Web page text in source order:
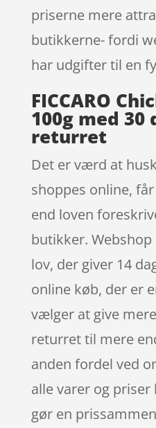
priserne mere
butikkerne- fordi
har udgifter til en
FICCARO
100g med 30
returret
Det er værd at
shoppes online,
end loven
butikker.
lov, der giver 14
online køb, der er
vælger at give
returret til mere
anden fordel ved
alle varer og
gør en